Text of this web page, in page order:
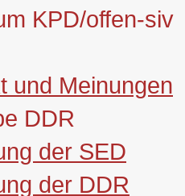
KPD/offen-siv
und Meinungen
DDR
der SED
der DDR